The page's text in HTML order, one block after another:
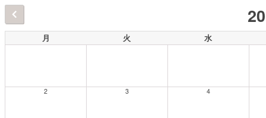
月 火 水
2 3 4